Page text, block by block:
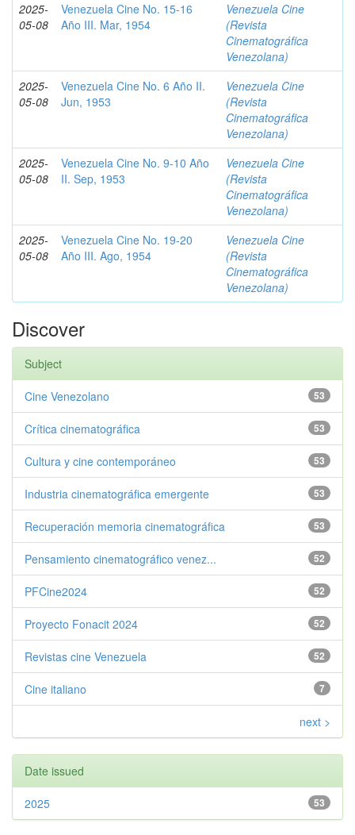
2025-
05-08
Venezuela Cine No. 15-16
Año III. Mar, 1954
Venezuela Cine
(Revista
Cinematográfica
Venezolana)
2025-
05-08
Venezuela Cine No. 6 Año II.
Jun, 1953
Venezuela Cine
(Revista
Cinematográfica
Venezolana)
2025-
05-08
Venezuela Cine No. 9-10 Año
II. Sep, 1953
Venezuela Cine
(Revista
Cinematográfica
Venezolana)
2025-
05-08
Venezuela Cine No. 19-20
Año III. Ago, 1954
Venezuela Cine
(Revista
Cinematográfica
Venezolana)
Discover
Subject
53
Cine Venezolano
53
Crítica cinematográfica
53
Cultura y cine contemporáneo
53
Industria cinematográfica emergente
53
Recuperación memoria cinematográfica
52
Pensamiento cinematográfico venez...
52
PFCine2024
52
Proyecto Fonacit 2024
52
Revistas cine Venezuela
7
Cine italiano
next >
Date issued
53
2025